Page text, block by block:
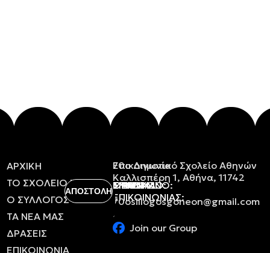
ΤΟ ΣΧΟΛΕΙΟ ΜΑΣ
Ο ΣΥΛΛΟΓΟΣ
ΑΡΧΙΚΗ
ΤΑ ΝΕΑ ΜΑΣ
ΔΡΑΣΕΙΣ
ΕΠΙΚΟΙΝΩΝΙΑ
Επικοινωνία
ΟΝΟΜΑ:
ΕΠΩΝΥΜΟ:
ΤΗΛΕΦΩΝΟ:
EMAIL:
ΘΕΜΑ
ΕΠΙΚΟΙΝΩΝΙΑΣ:
ΜΗΝΥΜΑ:
70ο Δημοτικό Σχολείο Αθηνών
Καλλισπέρη 1, Αθήνα, 11742
70osillogosgoneon@gmail.com
Join our Group